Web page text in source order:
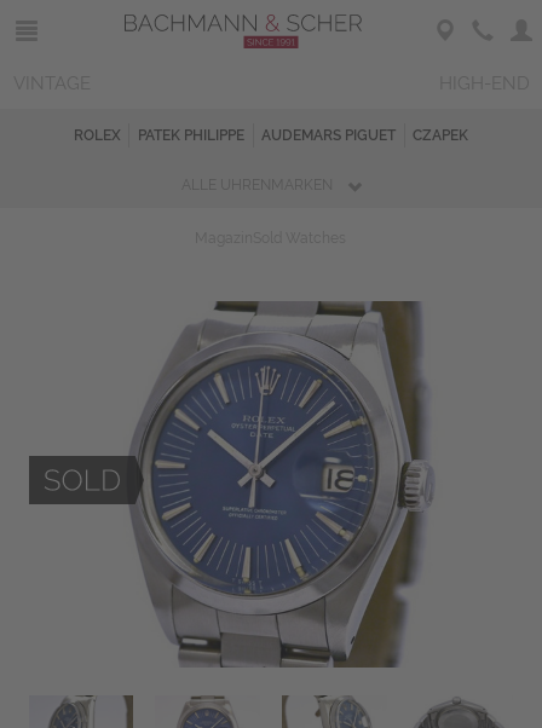
ROLEX PATEK PHILIPPE AUDEMARS PIGUET CZAPEK